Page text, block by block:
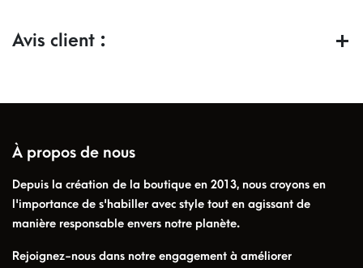
Avis client :
À propos de nous
Depuis la création de la boutique en 2013, nous croyons en
l'importance de s'habiller avec style tout en agissant de
manière responsable envers notre planète.
Rejoignez-nous dans notre engagement à améliorer